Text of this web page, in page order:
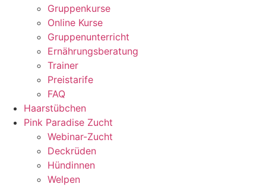
Gruppenkurse
Online Kurse
Gruppenunterricht
Ernährungsberatung
Trainer
Preistarife
FAQ
Haarstübchen
Pink Paradise Zucht
Webinar-Zucht
Deckrüden
Hündinnen
Welpen